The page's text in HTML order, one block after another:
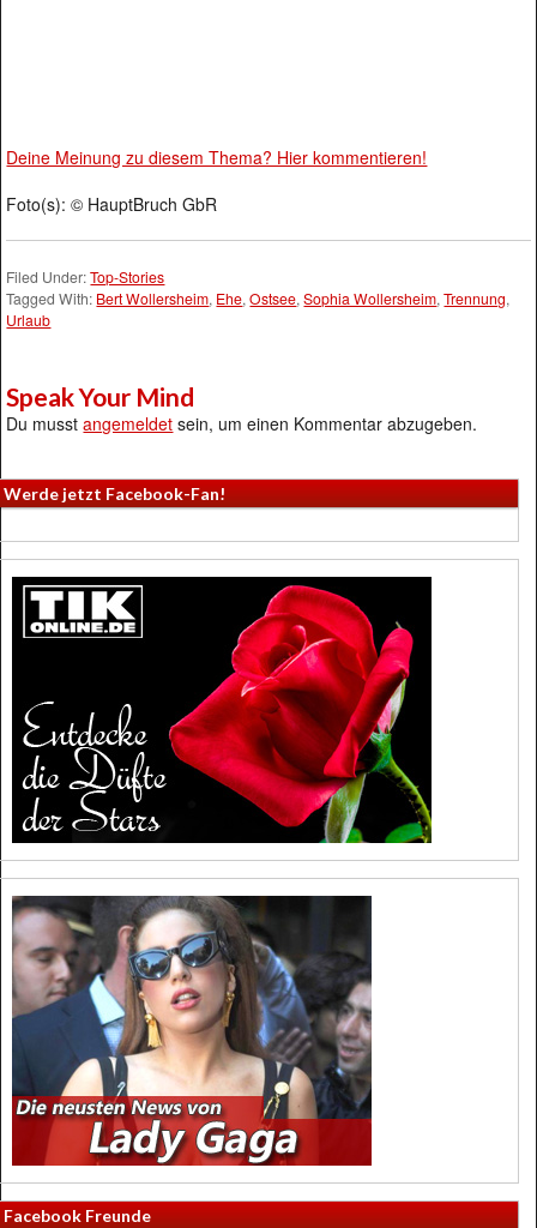
Deine Meinung zu diesem Thema? Hier kommentieren!
Foto(s): © HauptBruch GbR
Filed Under:Top-Stories
Tagged With: Bert Wollersheim, Ehe,Ostsee,Sophia Wollersheim,Trennung,
Urlaub
Speak Your Mind
Du musstangemeldet sein, um einen Kommentar abzugeben.
Werde jetzt Facebook-Fan!
Facebook Freunde